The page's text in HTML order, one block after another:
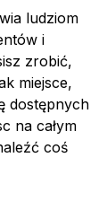
ludziom
i
zrobić,
miejsce,
dostępnych
na całym
coś